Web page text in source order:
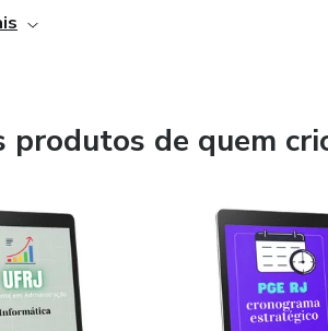
publicamos notícias fresquinhas do
publicamos de forma mais
dicas e macetes voltados para as
rjconcurso/
produtos de quem